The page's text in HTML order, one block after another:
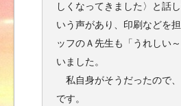
しくなってきました〉と話
いう声があり、印刷などを
ッフのＡ先生も「うれしい
いました。
私自身がそうだったので
です。